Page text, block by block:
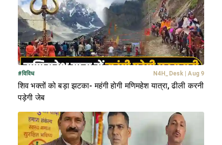
#विविध N4H_Desk Aug 9
शिव भक्तों को बड़ा झटका- महंगी होगी मणिमहेश यात्रा, ढीली करनी
पड़ेगी जेब